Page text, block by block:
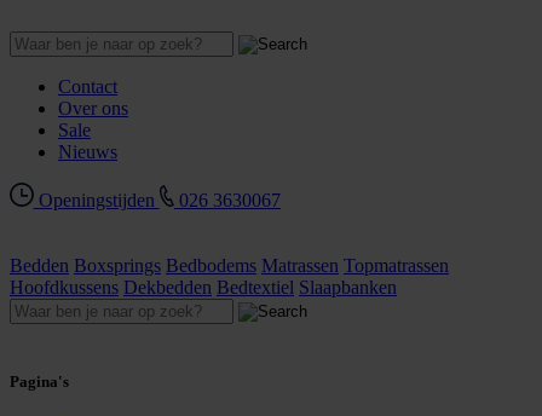
Contact
Over ons
Sale
Nieuws
Openingstijden 026 3630067
Bedden Boxsprings Bedbodems Matrassen Topmatrassen
Hoofdkussens Dekbedden Bedtextiel Slaapbanken
Pagina's